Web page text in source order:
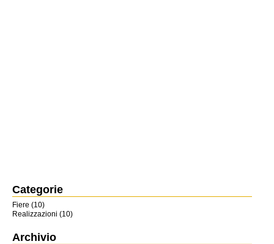
Categorie
Fiere (10)
Realizzazioni (10)
Archivio